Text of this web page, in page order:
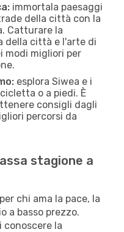
immortala paesaggi
della città con la
Catturare la
della città e l'arte di
modi migliori per
esplora Siwea e i
o a piedi. È
consigli dagli
percorsi da
stagione a
chi ama la pace, la
a basso prezzo.
conoscere la